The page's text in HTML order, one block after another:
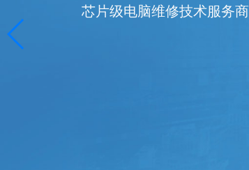
芯片级电脑维修技术服务商